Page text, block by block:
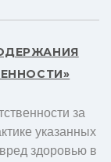
за
указанных
здоровью в